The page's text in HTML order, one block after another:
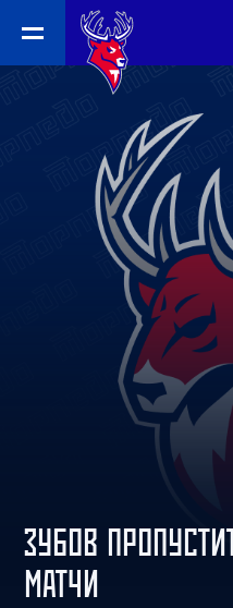
ЗУБОВ
МАТЧИ